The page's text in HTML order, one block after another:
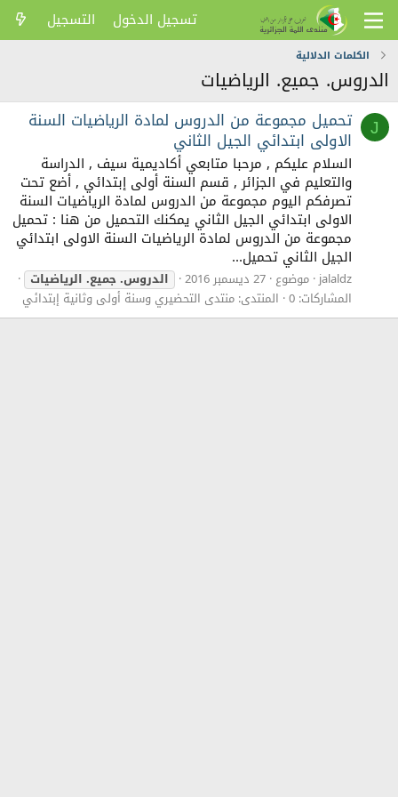
تسجيل الدخول التسجيل
الكلمات الدلالية
الدروس. جميع. الرياضيات
J تحميل مجموعة من الدروس لمادة الرياضيات السنة
الاولى ابتدائي الجيل الثاني
السلام عليكم , مرحبا متابعي أكاديمية سيف , الدراسة
والتعليم في الجزائر , قسم السنة أولى إبتدائي , أضع تحت
تصرفكم اليوم مجموعة من الدروس لمادة الرياضيات السنة
الاولى ابتدائي الجيل الثاني يمكنك التحميل من هنا : تحميل
مجموعة من الدروس لمادة الرياضيات السنة الاولى ابتدائي
الجيل الثاني تحميل...
jalaldz موضوع 27 ديسمبر 2016 الدروس.جميع.الرياضيات
المشاركات: 0
المنتدى: منتدى التحضيري وسنة أولى وثانية إبتدائي